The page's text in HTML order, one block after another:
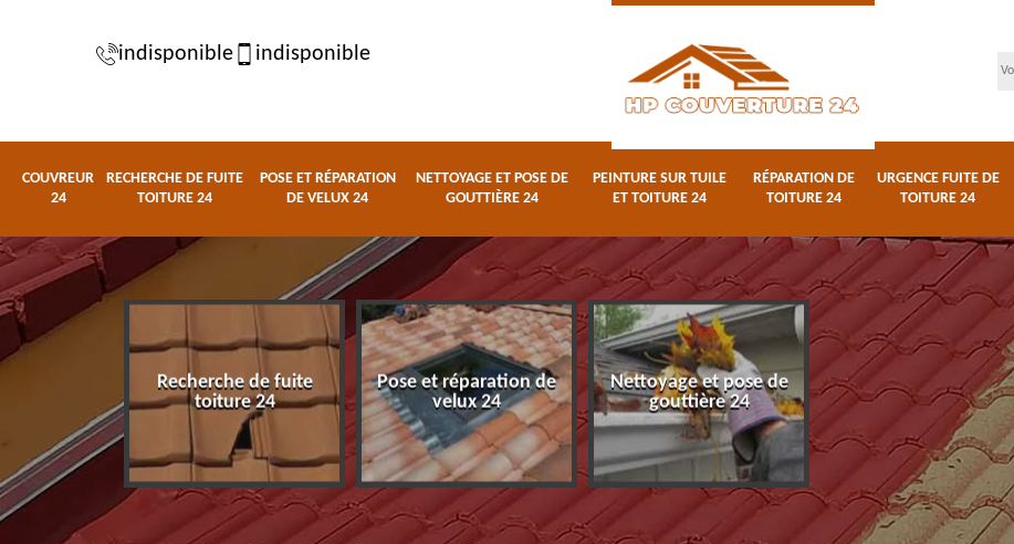
indisponible indisponible
COUVREUR
24
RECHERCHE DE FUITE
TOITURE 24
POSE ET RÉPARATION
DE VELUX 24
NETTOYAGE ET POSE DE
GOUTTIÈRE 24
PEINTURE SUR TUILE
ET TOITURE 24
RÉPARATION DE
TOITURE 24
URGENCE FUITE DE
TOITURE 24
Recherche de fuite
toiture 24
Pose et réparation de
velux 24
Nettoyage et pose de
gouttière 24
Peinture sur tuile et
toiture 24